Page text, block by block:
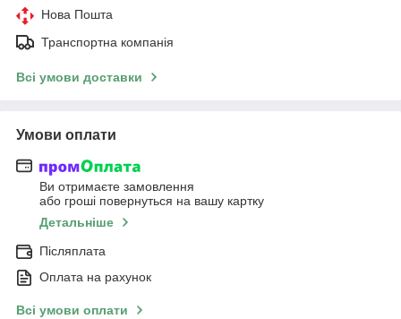
Нова Пошта
Транспортна компанія
Всі умови доставки
Умови оплати
Ви отримаєте замовлення
або гроші повернуться на вашу картку
Детальніше
Післяплата
Оплата на рахунок
Всі умови оплати